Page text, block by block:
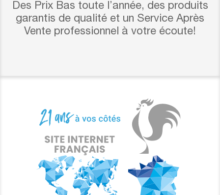
Des Prix Bas toute l’année, des produits
garantis de qualité et un Service Après
Vente professionnel à votre écoute!